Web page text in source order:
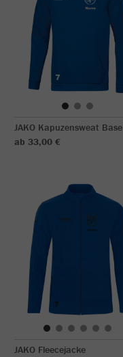
JAKO Kapuzensweat Base
ab 33,00 €
JAKO Fleecejacke